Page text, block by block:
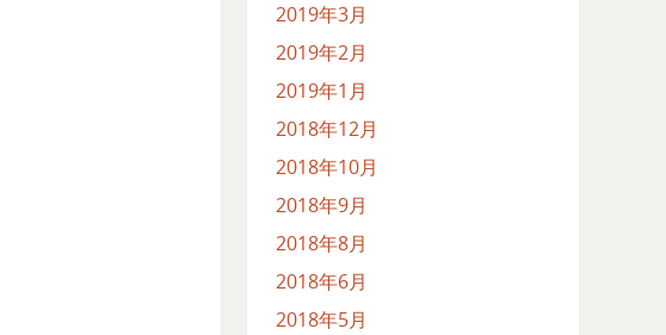
2019年3月
2019年2月
2019年1月
2018年12月
2018年10月
2018年9月
2018年8月
2018年6月
2018年5月